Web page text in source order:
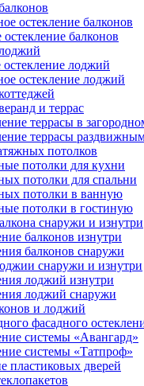
остекление балконов
остекление балконов
остекление лоджий
остекление лоджий
и террас
террасы в
террасы
потолков
потолки для кухни
потолки для спальни
потолки в ванную
потолки в гостиную
снаружи и изнутри
балконов изнутри
балконов снаружи
снаружи и изнутри
лоджий изнутри
лоджий снаружи
и лоджий
фасадного
системы «Авангард»
системы «Татпроф»
пластиковых дверей